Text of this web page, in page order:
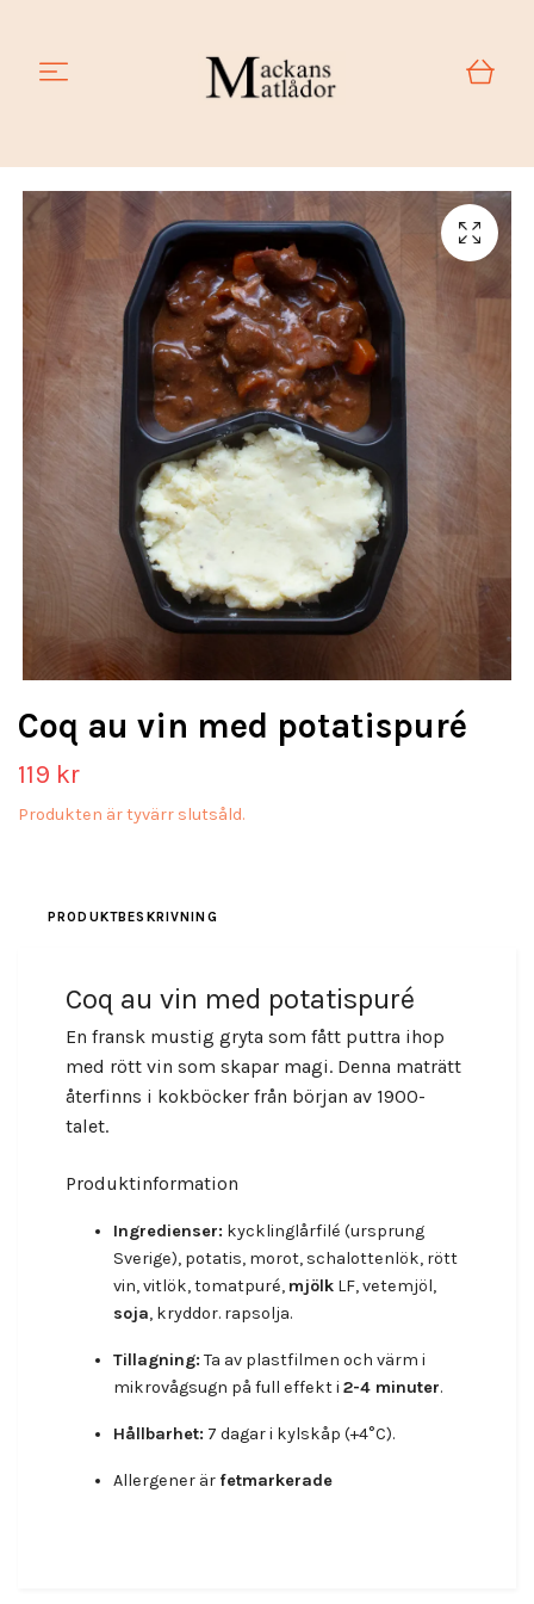
Coq au vin med potatispuré
119 kr
Produkten är tyvärr slutsåld.
PRODUKTBESKRIVNING
Coq au vin med potatispuré
En fransk mustig gryta som fått puttra ihop
med rött vin som skapar magi. Denna maträtt
återfinns i kokböcker från början av 1900-
talet.
Produktinformation
Ingredienser: kycklinglårfilé (ursprung
Sverige), potatis, morot, schalottenlök, rött
vin, vitlök, tomatpuré, mjölk LF, vetemjöl,
soja, kryddor. rapsolja.
Tillagning: Ta av plastfilmen och värm i
mikrovågsugn på full effekt i 2-4 minuter.
Hållbarhet: 7 dagar i kylskåp (+4°C).
Allergener är fetmarkerade